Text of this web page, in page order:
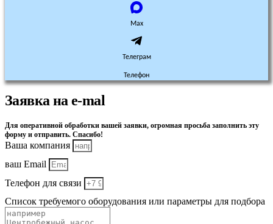
Max
Телеграм
Телефон
Заявка на e-mal
Для оперативной обработки вашей заявки, огромная просьба заполнить эту
форму и отправить. Спасибо!
Ваша компания
ваш Email
Телефон для связи
Список требуемого оборудования или параметры для подбора